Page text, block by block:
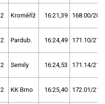
2 Kroměříž 16:21,39 168.00/20,7
2 Pardub. 16:24,49 171.10/21,0
2 Semily 16:24,53 171.14/21,0
2 KK Brno 16:25,40 172.01/21,1